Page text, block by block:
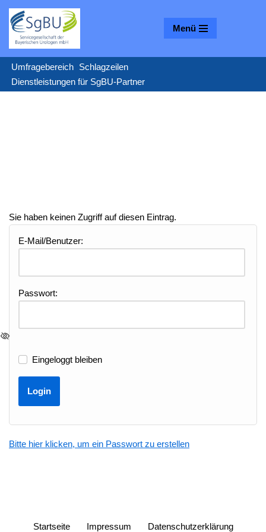
Zum
Inhalt
springen
Menü
Umfragebereich Schlagzeilen
Dienstleistungen für SgBU-Partner
Sie haben keinen Zugriff auf diesen Eintrag.
E-Mail/Benutzer:
Passwort:
Eingeloggt bleiben
Bitte hier klicken, um ein Passwort zu erstellen
Startseite Impressum Datenschutzerklärung